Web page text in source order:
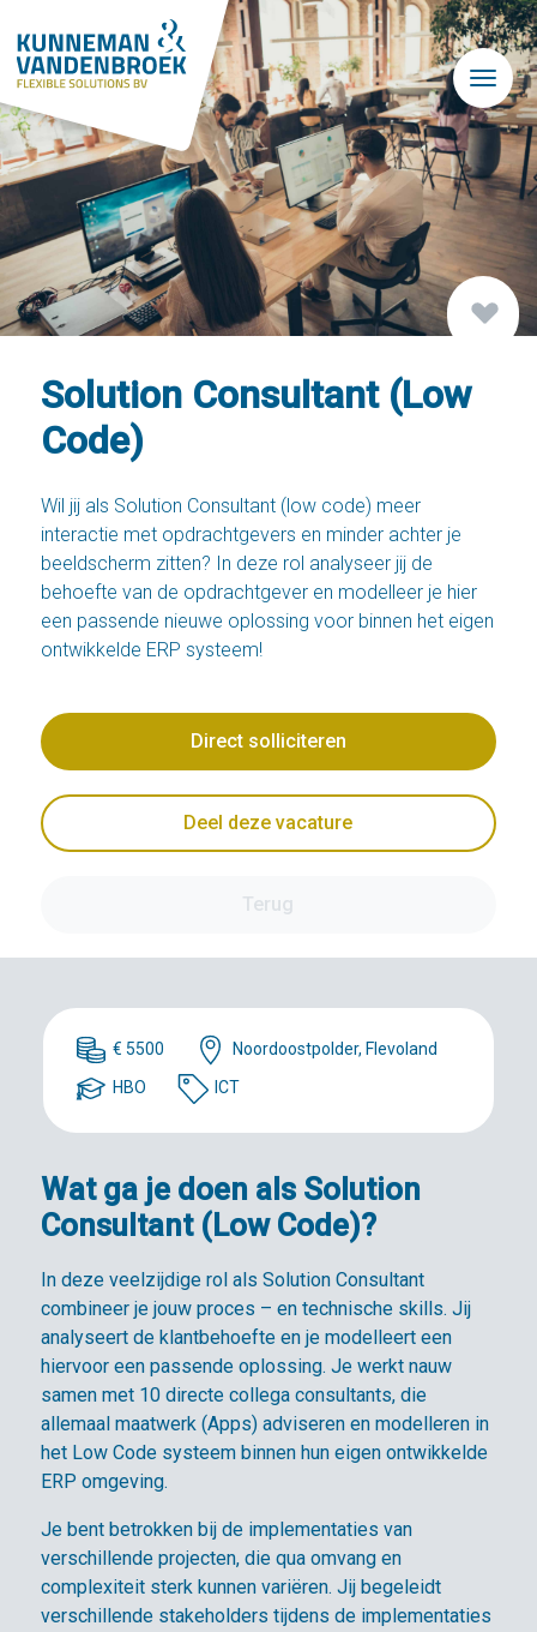
Solution Consultant (Low
Code)
Wil jij als Solution Consultant (low code) meer
interactie met opdrachtgevers en minder achter je
beeldscherm zitten? In deze rol analyseer jij de
behoefte van de opdrachtgever en modelleer je hier
een passende nieuwe oplossing voor binnen het eigen
ontwikkelde ERP systeem!
Direct solliciteren
Deel deze vacature
Terug
€ 5500
Noordoostpolder, Flevoland
HBO
ICT
Wat ga je doen als Solution
Consultant (Low Code)?
In deze veelzijdige rol als Solution Consultant
combineer je jouw proces – en technische skills. Jij
analyseert de klantbehoefte en je modelleert een
hiervoor een passende oplossing. Je werkt nauw
samen met 10 directe collega consultants, die
allemaal maatwerk (Apps) adviseren en modelleren in
het Low Code systeem binnen hun eigen ontwikkelde
ERP omgeving.
Je bent betrokken bij de implementaties van
verschillende projecten, die qua omvang en
complexiteit sterk kunnen variëren. Jij begeleidt
verschillende stakeholders tijdens de implementaties